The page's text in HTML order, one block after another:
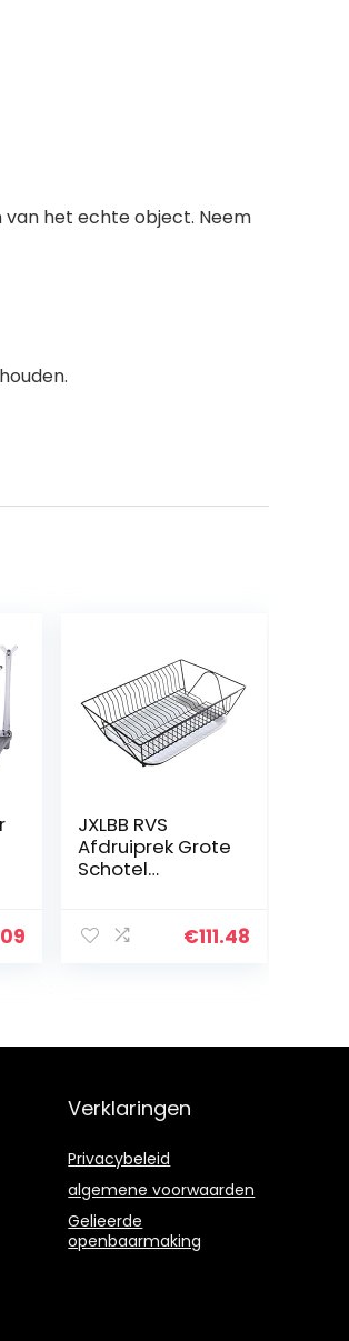
van het echte object. Neem
JXLBB RVS
Afdruiprek Grote
Schotel
Druppelbak Bowl
€111.48
Verklaringen
Privacybeleid
algemene voorwaarden
Gelieerde
openbaarmaking